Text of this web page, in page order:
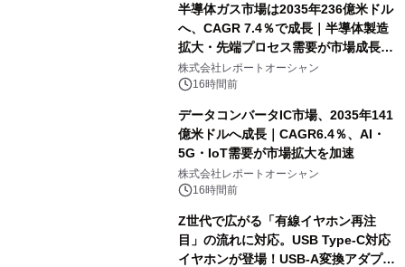
半導体ガス市場は2035年236億米ドル
へ、CAGR 7.4％で成長｜半導体製造
拡大・先端プロセス需要が市場成長を
加速
株式会社レポートオーシャン
16時間前
データコンバータIC市場、2035年141
億米ドルへ成長｜CAGR6.4％、AI・
5G・IoT需要が市場拡大を加速
株式会社レポートオーシャン
16時間前
Z世代で広がる「有線イヤホン再注
目」の流れに対応。USB Type-C対応
イヤホンが登場！USB-A変換アダプタ